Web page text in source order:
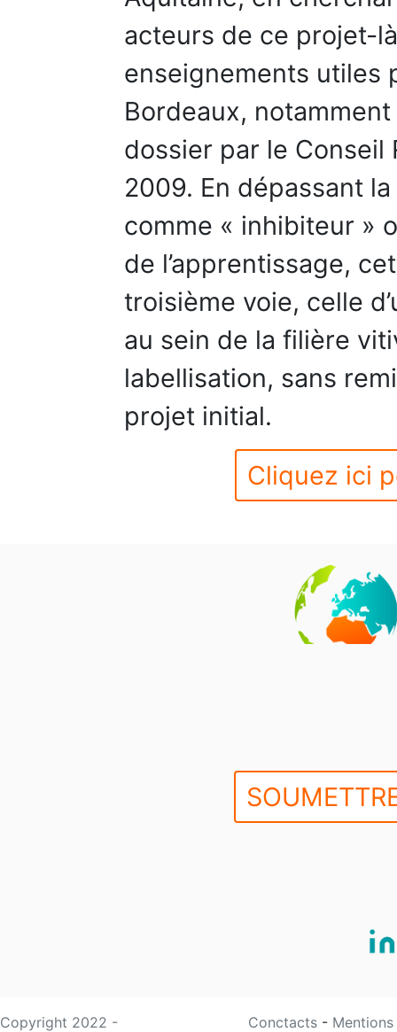
acteurs de ce projet-
enseignements utiles
Bordeaux,
dossier par le Conseil
2009. En dépassant
comme « inhibiteur »
de l’apprentissage,
troisième voie, celle
au sein de la filière
labellisation, sans
projet initial.
Cliquez ici
Copyright 2022 -
Conctacts -